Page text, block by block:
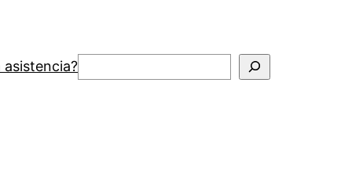
asistencia?Buscar